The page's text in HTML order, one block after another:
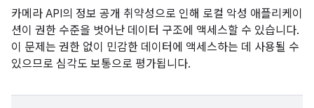
카메라 API의 정보 공개 취약성으로 인해 로컬 악성 애플리케이
션이 권한 수준을 벗어난 데이터 구조에 액세스할 수 있습니다.
이 문제는 권한 없이 민감한 데이터에 액세스하는 데 사용될 수
있으므로 심각도 보통으로 평가됩니다.